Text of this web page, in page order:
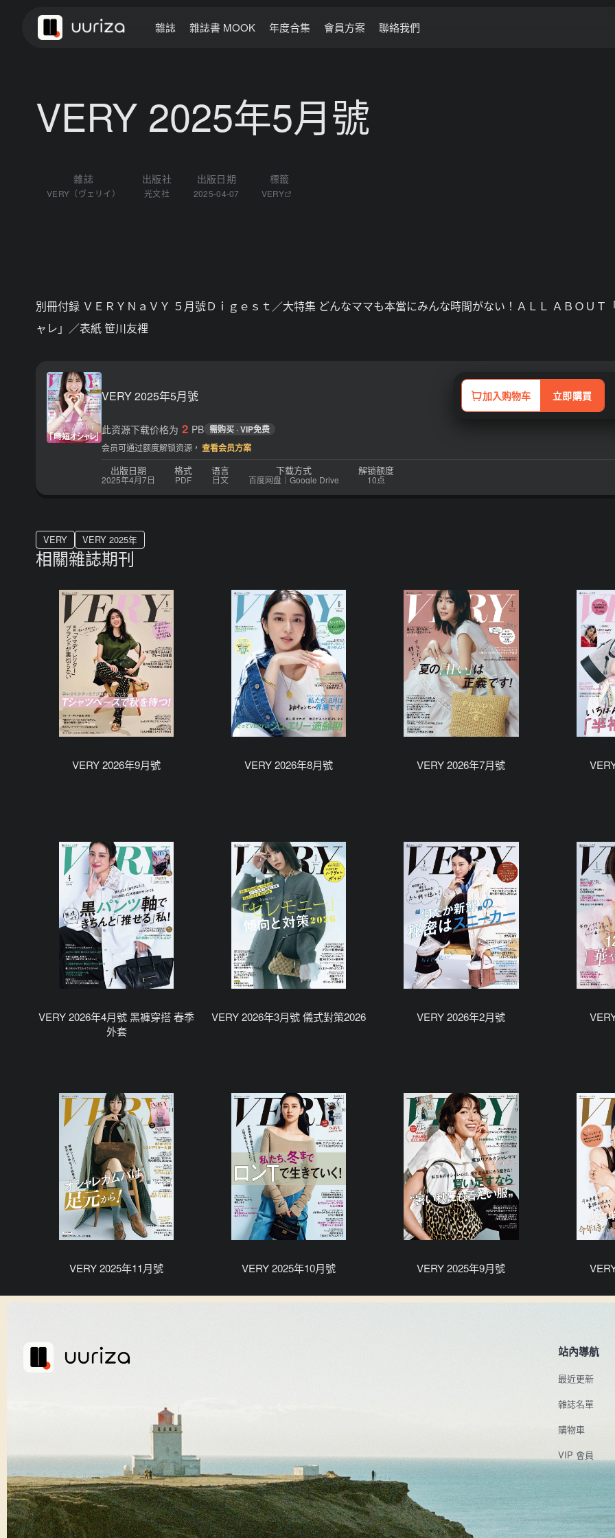
雜誌 雜誌書 MOOK 年度合集 會員方案 聯絡我們
VERY 2025年5月號
雜誌
VERY（ヴェリイ）
出版社
光文社
出版日期
2025-04-07
標籤
VERY
別冊付録 ＶＥＲＹＮａＶＹ ５月號Ｄｉｇｅｓｔ／大特集 どんなママも本當にみんな時間がない！ＡＬＬ ＡＢＯＵＴ
ャレ」／表紙 笹川友裡
VERY 2025年5月號 加入购物车 立即購買
此资源下载价格为 2 PB 需购买 · VIP免费
会员可通过额度解锁资源， 查看会员方案
出版日期
2025年4月7日
格式
PDF
语言
日文
下载方式
百度网盘｜Google Drive
解锁额度
10点
VERY VERY 2025年
相關雜誌期刊
VERY 2026年9月號 VERY 2026年8月號 VERY 2026年7月號
VERY 2026年4月號 黑褲穿搭 春季
外套
VERY 2026年3月號 儀式對策2026 VERY 2026年2月號
VERY 2025年11月號 VERY 2025年10月號 VERY 2025年9月號
站內導航
最近更新
雜誌名單
購物車
VIP 會員